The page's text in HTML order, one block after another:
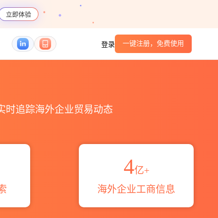
立即体验
登录 一键注册，免费使用
时追踪海外企业贸易动态
4亿+
海外企业工商信息